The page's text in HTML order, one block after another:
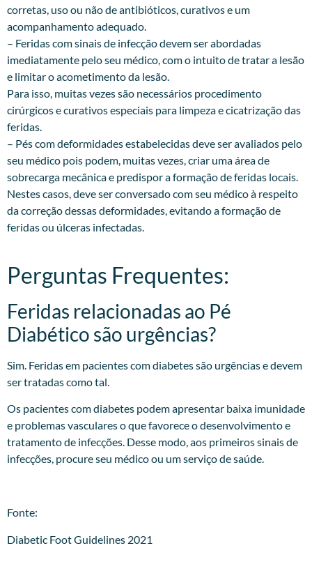
corretas, uso ou não de antibióticos, curativos e um
acompanhamento adequado.
– Feridas com sinais de infecção devem ser abordadas
imediatamente pelo seu médico, com o intuito de tratar a lesão
e limitar o acometimento da lesão.
Para isso, muitas vezes são necessários procedimento
cirúrgicos e curativos especiais para limpeza e cicatrização das
feridas.
– Pés com deformidades estabelecidas deve ser avaliados pelo
seu médico pois podem, muitas vezes, criar uma área de
sobrecarga mecânica e predispor a formação de feridas locais.
Nestes casos, deve ser conversado com seu médico à respeito
da correção dessas deformidades, evitando a formação de
feridas ou úlceras infectadas.
Perguntas Frequentes:
Feridas relacionadas ao Pé
Diabético são urgências?
Sim. Feridas em pacientes com diabetes são urgências e devem
ser tratadas como tal.
Os pacientes com diabetes podem apresentar baixa imunidade
e problemas vasculares o que favorece o desenvolvimento e
tratamento de infecções. Desse modo, aos primeiros sinais de
infecções, procure seu médico ou um serviço de saúde.
Fonte:
Diabetic Foot Guidelines 2021